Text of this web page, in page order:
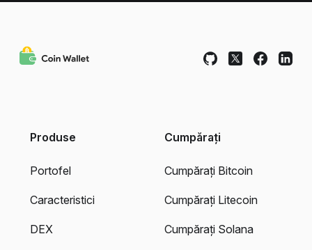
Produse
Portofel
Caracteristici
DEX
Cumpărați
Cumpărați Bitcoin
Cumpărați Litecoin
Cumpărați Solana